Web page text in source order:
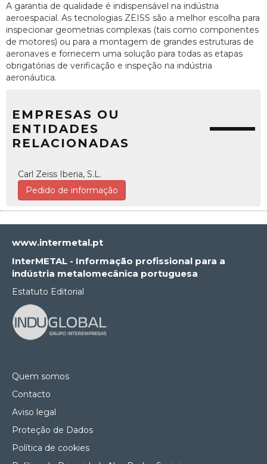
A garantia de qualidade é indispensável na indústria
aeroespacial. As tecnologias ZEISS são a melhor escolha para
inspecionar geometrias complexas (tais como componentes
de motores) ou para a montagem de grandes estruturas de
aeronaves e fornecem uma solução para todas as etapas
obrigatórias de verificação e inspeção na indústria
aeronáutica.
EMPRESAS OU
ENTIDADES
RELACIONADAS
Carl Zeiss Iberia, S.L.
Pedido de informação
www.intermetal.pt
InterMETAL - Informação profissional para a
indústria metalomecânica portuguesa
Estatuto Editorial
Quem somos
Contacto
Aviso legal
Proteção de Dados
Política de cookies